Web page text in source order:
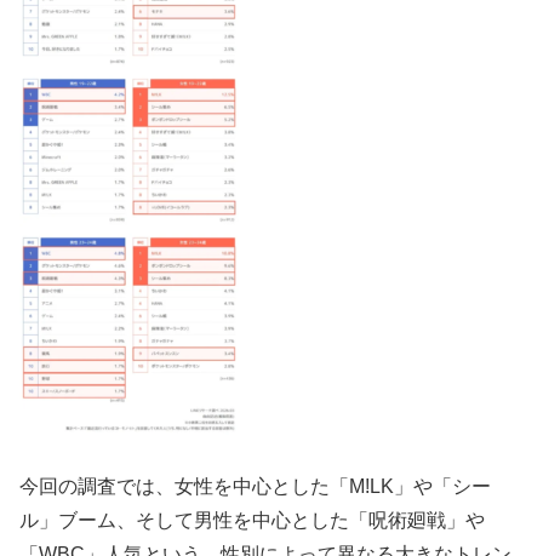
今回の調査では、女性を中心とした「M!LK」や「シー
ル」ブーム、そして男性を中心とした「呪術廻戦」や